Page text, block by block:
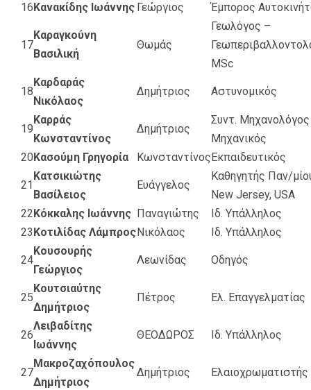
16Κανακίδης Ιωάννης Γεώργιος Έμπορος
17
Καραγκούνη
Βασιλική
Θωμάς
Γεωλόγος –
MSc
18
Καρδαράς
Νικόλαος
Δημήτριος Αστυνομικός
19
Καρράς
Κωνσταντίνος
Δημήτριος
Συντ. Μηχανολόγος
Μηχανικός
20Κασούμη Γρηγορία ΚωνσταντίνοςΕκπαιδευτικός
21
Κατσικιώτης
Βασίλειος
Ευάγγελος
Καθηγητής Παν/
New Jersey, USA
22Κόκκαλης Ιωάννης Παναγιώτης
Ιδ. Υπάλληλος
23Κοτιλίδας ΛάμπροςΝικόλαος Ιδ. Υπάλληλος
24
Κουσουρής
Γεώργιος
Λεωνίδας Οδηγός
25
Κουτσιαύτης
Δημήτριος
Πέτρος Ελ. Επαγγελματίας
26
Λειβαδίτης
Ιωάννης
ΘΕΟΔΩΡΟΣ Ιδ. Υπάλληλος
27
Μακροζαχόπουλος
Δημήτριος
Δημήτριος Ελαιοχρωματιστής